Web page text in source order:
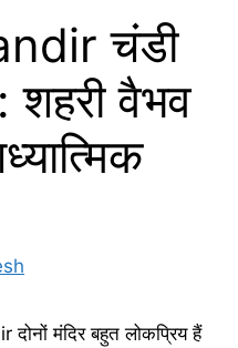
चंडी
शहरी वैभव
मंदिर बहुत लोकप्रिय हैं